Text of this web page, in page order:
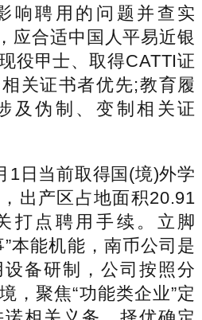
响聘用的问题并查实
应合适中国人平易近银
役甲士、取得CATTI证
关证书者优先;教育履
及伪制、变制相关证
当前取得国(境)外学
出产区占地面积20.91
打点聘用手续。立脚
本能机能，南币公司是
备研制，公司按照分
，聚焦“功能类企业”定